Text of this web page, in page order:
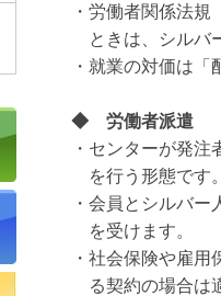
・労働者関係法
ときは、シルバ
・就業の対価は「
◆ 労働者派遣
・センターが発
を行う形態です。
・会員とシルバ
を受けます。
・社会保険や雇
る契約の場合は